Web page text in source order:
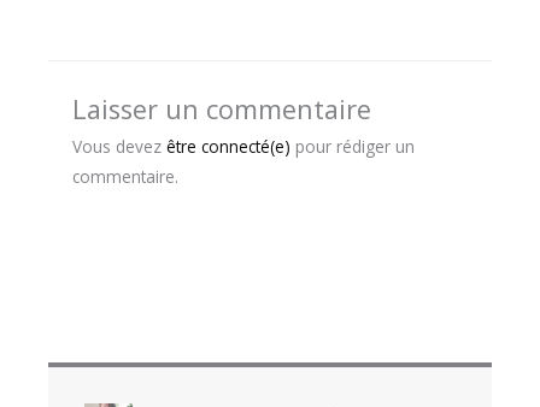
Laisser un commentaire
Vous devez être connecté(e) pour rédiger un
commentaire.